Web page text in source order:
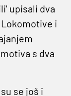
upisali dva
Lokomotive i
s dva
se još i